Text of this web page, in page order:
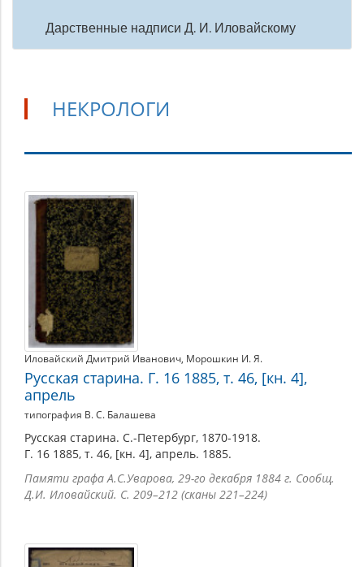
Дарственные надписи Д. И. Иловайскому
НЕКРОЛОГИ
Некрологи
Иловайский Дмитрий Иванович, Морошкин И. Я.
Русская старина. Г. 16 1885, т. 46, [кн. 4],
апрель
типография В. С. Балашева
Русская старина. С.-Петербург, 1870-1918.
Г. 16 1885, т. 46, [кн. 4], апрель. 1885.
Памяти графа А.С.Уварова, 29-го декабря 1884 г. Сообщ.
Д.И. Иловайский. С. 209–212 (сканы 221–224)